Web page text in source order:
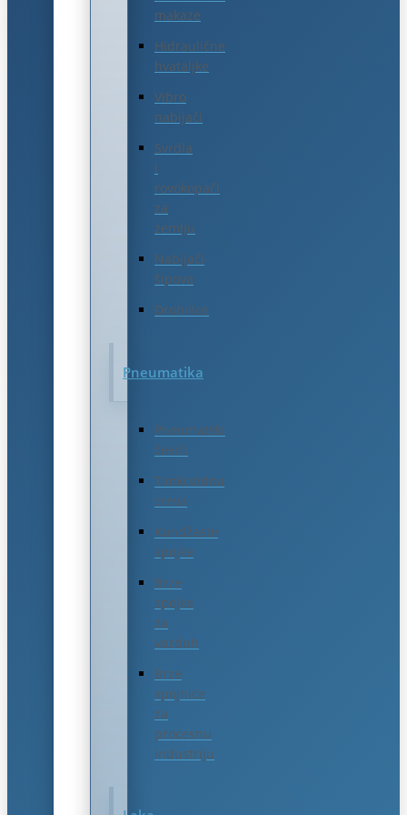
makaze
Hidraulične
hvataljke
Vibro
nabijači
Svrdla
i
rovokopači
za
zemlju
Nabijači
šipova
Drobilice
Pneumatika
Pneumatski
čekići
Tankozidna
creva
Kandžaste
spojke
Brze
spojke
za
vazduh
Brze
spojnice
za
procesnu
industriju